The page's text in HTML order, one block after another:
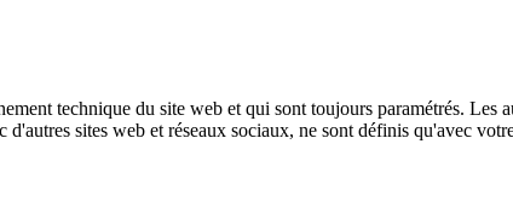
technique du site web et qui sont toujours paramétrés.
sites web et réseaux sociaux, ne sont définis qu'avec